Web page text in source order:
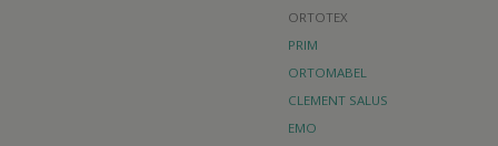
ORTOTEX
PRIM
ORTOMABEL
CLEMENT SALUS
EMO